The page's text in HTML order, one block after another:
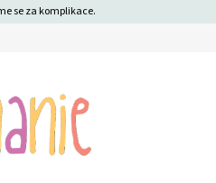
se za komplikace.